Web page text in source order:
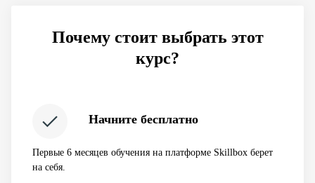
Почему стоит выбрать этот
курс?
Начните бесплатно
Первые 6 месяцев обучения на платформе Skillbox берет
на себя.